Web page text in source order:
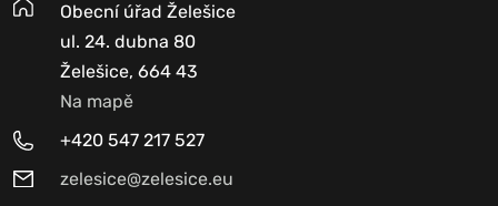
Obecní úřad Želešice
ul. 24. dubna 80
Želešice, 664 43
Na mapě
+420 547 217 527
zelesice@zelesice.eu